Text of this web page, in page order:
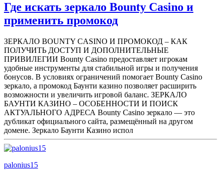
Где искать зеркало Bounty Casino и
применить промокод
ЗЕРКАЛО BOUNTY CASINO И ПРОМОКОД – КАК
ПОЛУЧИТЬ ДОСТУП И ДОПОЛНИТЕЛЬНЫЕ
ПРИВИЛЕГИИ Bounty Casino предоставляет игрокам
удобные инструменты для стабильной игры и получения
бонусов. В условиях ограничений помогает Bounty Casino
зеркало, а промокод Баунти казино позволяет расширить
возможности и увеличить игровой баланс. ЗЕРКАЛО
БАУНТИ КАЗИНО – ОСОБЕННОСТИ И ПОИСК
АКТУАЛЬНОГО АДРЕСА Bounty Casino зеркало — это
дубликат официального сайта, размещённый на другом
домене. Зеркало Баунти Казино испол
palonius15